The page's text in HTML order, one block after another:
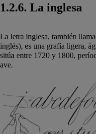
1.2.6. La inglesa
La letra inglesa, también
inglés), es una grafía ligera,
sitúa entre 1720 y 1800,
ave.